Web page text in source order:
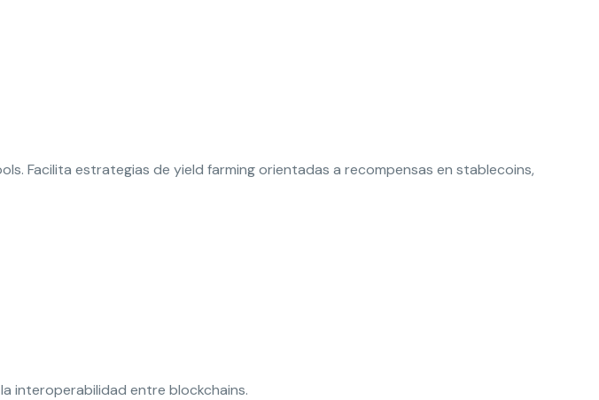
Facilita estrategias de yield farming orientadas a recompensas en stablecoins,
interoperabilidad entre blockchains.